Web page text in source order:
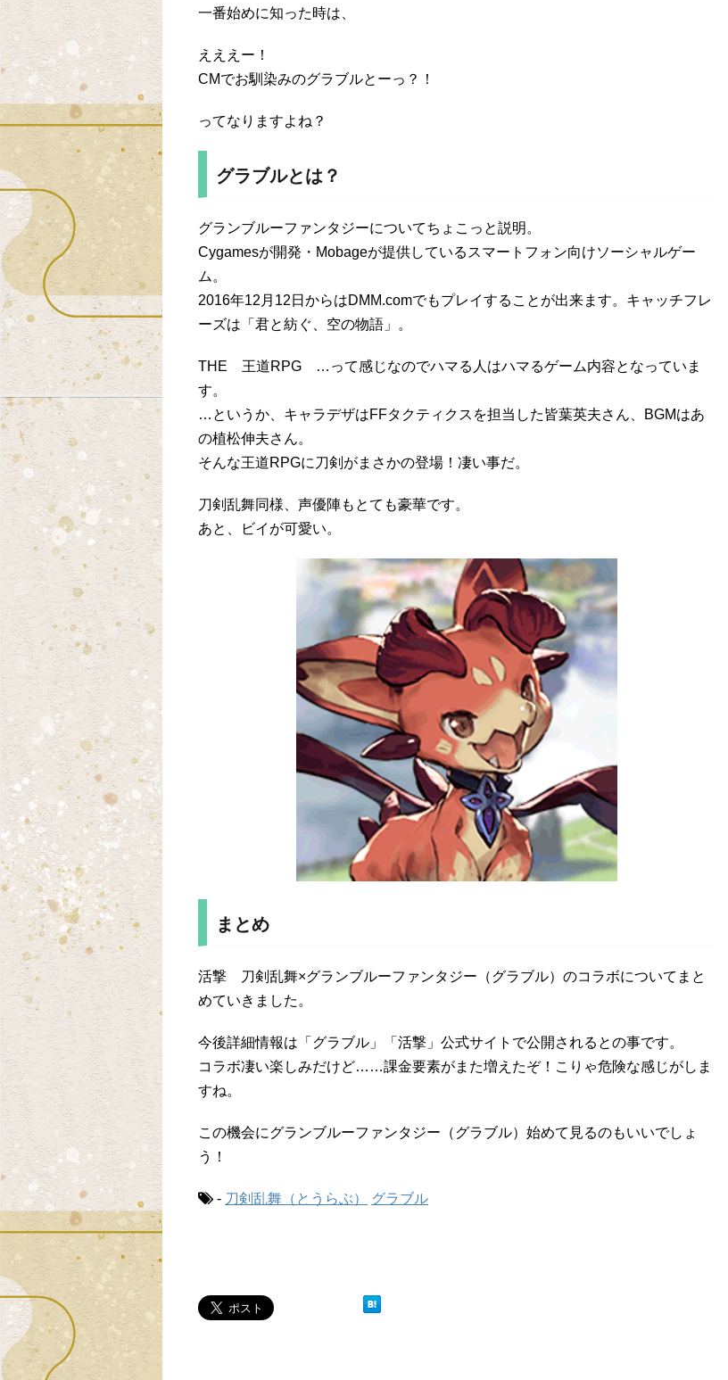
一番始めに知った時は、
えええー！
CMでお馴染みのグラブルとーっ？！
ってなりますよね？
グラブルとは？
グランブルーファンタジーについてちょこっと説明。
Cygamesが開発・Mobageが提供しているスマートフォン向けソーシャルゲー
ム。
2016年12月12日からはDMM.comでもプレイすることが出来ます。キャッチフレ
ーズは「君と紡ぐ、空の物語」。
THE 王道RPG …って感じなのでハマる人はハマるゲーム内容となっていま
す。
…というか、キャラデザはFFタクティクスを担当した皆葉英夫さん、BGMはあ
の植松伸夫さん。
そんな王道RPGに刀剣がまさかの登場！凄い事だ。
刀剣乱舞同様、声優陣もとても豪華です。
あと、ビイが可愛い。
まとめ
活撃 刀剣乱舞×グランブルーファンタジー（グラブル）のコラボについてまと
めていきました。
今後詳細情報は「グラブル」「活撃」公式サイトで公開されるとの事です。
コラボ凄い楽しみだけど……課金要素がまた増えたぞ！こりゃ危険な感じがしま
すね。
この機会にグランブルーファンタジー（グラブル）始めて見るのもいいでしょ
う！
- 刀剣乱舞（とうらぶ） グラブル